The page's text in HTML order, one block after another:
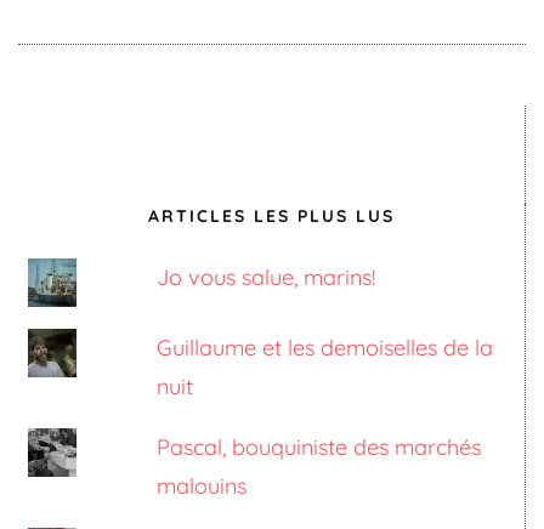
ARTICLES LES PLUS LUS
Jo vous salue, marins!
Guillaume et les demoiselles de la
nuit
Pascal, bouquiniste des marchés
malouins